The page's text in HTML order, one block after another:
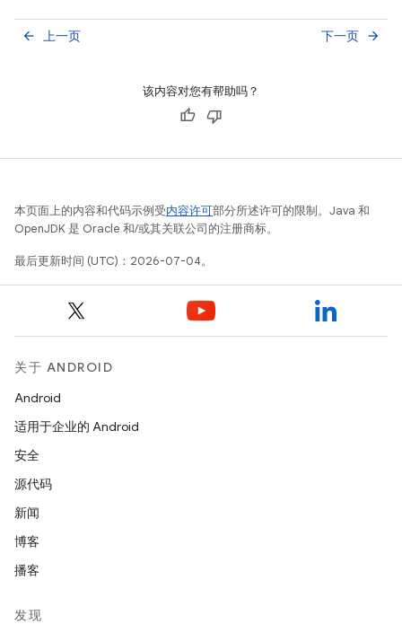
上一页
arrow_back 下一页 arrow_forward
该内容对您有帮助吗？
本页面上的内容和代码示例受内容许可部分所述许可的限制。Java 和
OpenJDK 是 Oracle 和/或其关联公司的注册商标。
最后更新时间 (UTC)：2026-07-04。
关于 ANDROID
Android
适用于企业的 Android
安全
源代码
新闻
博客
播客
发现